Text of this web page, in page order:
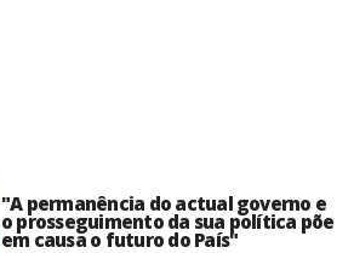
"A permanência do actual governo e
o prosseguimento da sua política põe
em causa o futuro do País"